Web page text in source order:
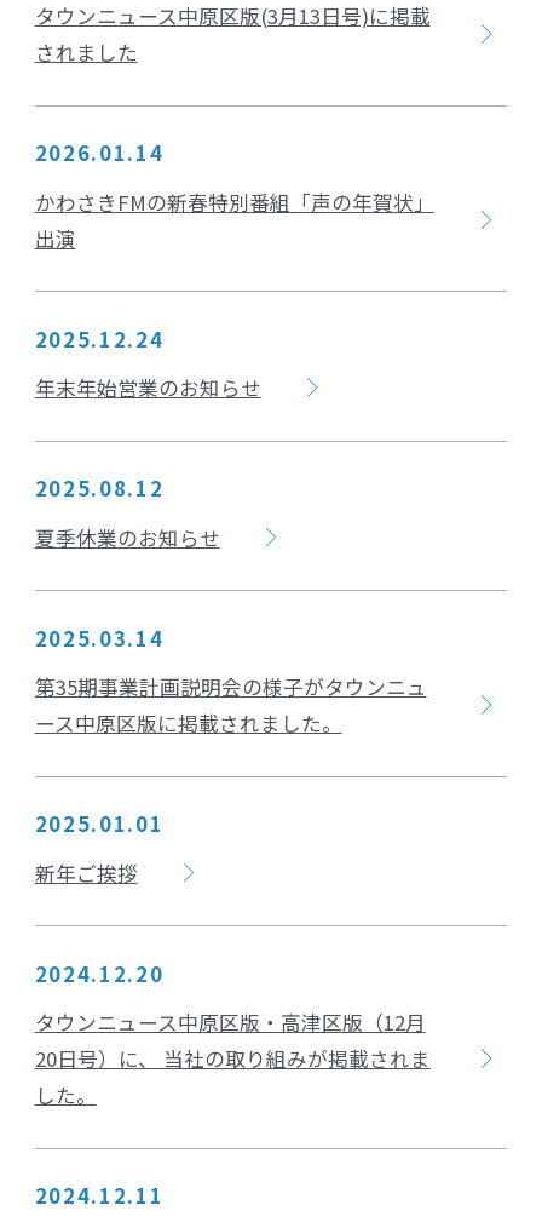
タウンニュース中原区版(3月13日号)に掲載
されました
2026.01.14
かわさきFMの新春特別番組「声の年賀状」
出演
2025.12.24
年末年始営業のお知らせ
2025.08.12
夏季休業のお知らせ
2025.03.14
第35期事業計画説明会の様子がタウンニュ
ース中原区版に掲載されました。
2025.01.01
新年ご挨拶
2024.12.20
タウンニュース中原区版・高津区版（12月
20日号）に、 当社の取り組みが掲載されま
した。
2024.12.11